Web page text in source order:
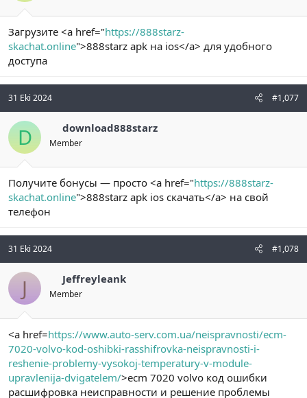
Загрузите <a href="https://888starz-
skachat.online">888starz apk на ios</a> для удобного
доступа
31 Eki 2024 #1,077
D download888starz
Member
Получите бонусы — просто <a href="https://888starz-
skachat.online">888starz apk ios скачать</a> на свой
телефон
31 Eki 2024 #1,078
J Jeffreyleank
Member
<a href=https://www.auto-serv.com.ua/neispravnosti/ecm-
7020-volvo-kod-oshibki-rasshifrovka-neispravnosti-i-
reshenie-problemy-vysokoj-temperatury-v-module-
upravlenija-dvigatelem/>ecm 7020 volvo код ошибки
расшифровка неисправности и решение проблемы